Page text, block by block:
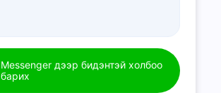
Messenger дээр бидэнтэй холбоо
барих